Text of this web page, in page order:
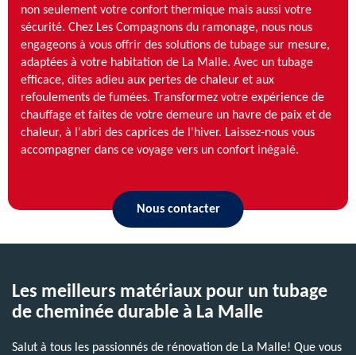
non seulement votre confort thermique mais aussi votre
sécurité. Chez Les Compagnons du ramonage, nous nous
engageons à vous offrir des solutions de tubage sur mesure,
adaptées à votre habitation de La Malle. Avec un tubage
efficace, dites adieu aux pertes de chaleur et aux
refoulements de fumées. Transformez votre expérience de
chauffage et faites de votre demeure un havre de paix et de
chaleur, à l'abri des caprices de l'hiver. Laissez-nous vous
accompagner dans ce voyage vers un confort inégalé.
Nous contacter
Les meilleurs matériaux pour un tubage
de cheminée durable à La Malle
Salut à tous les passionnés de rénovation de La Malle! Que vous